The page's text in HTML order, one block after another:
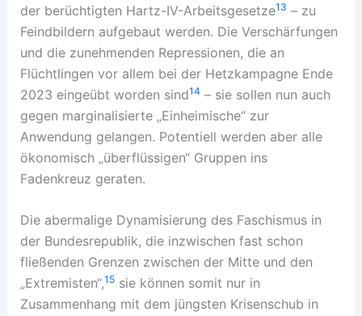
der berüchtigten Hartz-IV-Arbeitsgesetze13 – zu
Feindbildern aufgebaut werden. Die Verschärfungen
und die zunehmenden Repressionen, die an
Flüchtlingen vor allem bei der Hetzkampagne Ende
2023 eingeübt worden sind14 – sie sollen nun auch
gegen marginalisierte „Einheimische“ zur
Anwendung gelangen. Potentiell werden aber alle
ökonomisch „überflüssigen“ Gruppen ins
Fadenkreuz geraten.
Die abermalige Dynamisierung des Faschismus in
der Bundesrepublik, die inzwischen fast schon
fließenden Grenzen zwischen der Mitte und den
„Extremisten“,15sie können somit nur in
Zusammenhang mit dem jüngsten Krisenschub in